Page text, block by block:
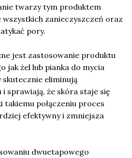
twarzy tym produktem
wszystkich zanieczyszczeń oraz
pory.
jest zastosowanie produktu
jak żel lub pianka do mycia
eliminują
i sprawiają, że skóra staje się
takiemu połączeniu proces
efektywny i zmniejsza
dwuetapowego